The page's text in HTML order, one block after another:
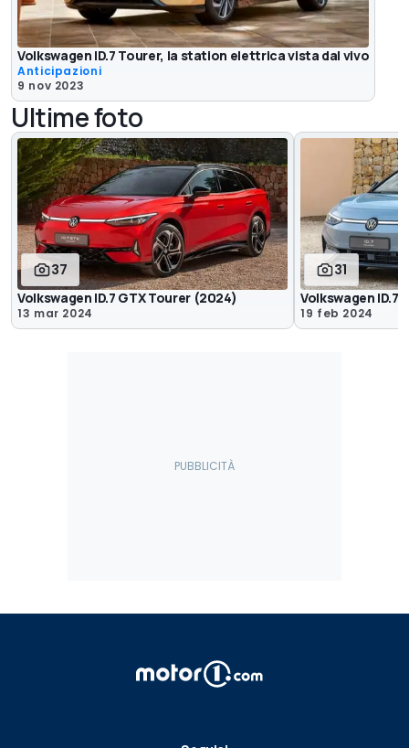
Volkswagen ID.7 Tourer, la station elettrica vista dal vivo
Anticipazioni
9 nov 2023
Ultime foto
37
Volkswagen ID.7 GTX Tourer (2024)
13 mar 2024
31
Volkswagen ID.7
19 feb 2024